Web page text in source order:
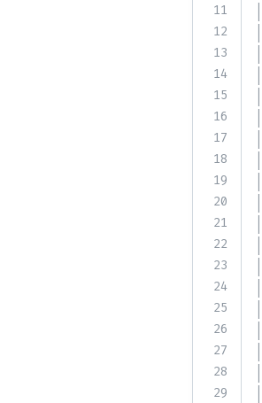
11
12
13
14
15
16
17
18
19
20
21
22
23
24
25
26
27
28
29